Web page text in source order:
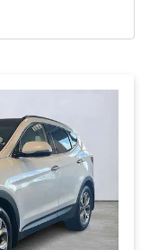
Pris
Pris fallande